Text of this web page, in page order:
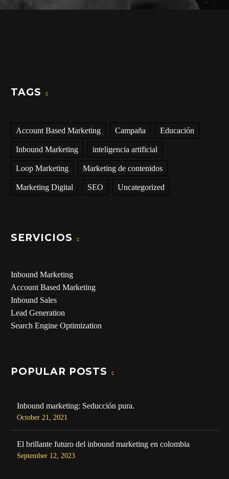
TAGS
Account Based Marketing Campaña Educación
Inbound Marketing inteligencia artificial
Loop Marketing Marketing de contenidos
Marketing Digital SEO Uncategorized
SERVICIOS
Inbound Marketing
Account Based Marketing
Inbound Sales
Lead Generation
Search Engine Optimization
POPULAR POSTS
Inbound marketing: Seducción pura.
October 21, 2021
El brillante futuro del inbound marketing en colombia
September 12, 2023